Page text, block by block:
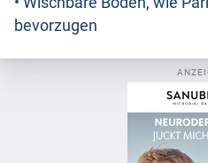
bevorzugen